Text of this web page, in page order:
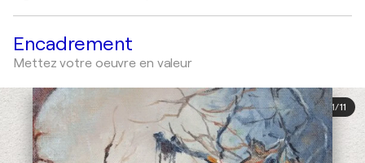
Encadrement
Mettez votre oeuvre en valeur
1/11